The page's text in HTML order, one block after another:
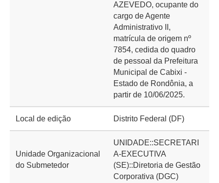
AZEVEDO, ocupante do
cargo de Agente
Administrativo II,
matrícula de origem nº
7854, cedida do quadro
de pessoal da Prefeitura
Municipal de Cabixi -
Estado de Rondônia, a
partir de 10/06/2025.
Local de edição Distrito Federal (DF)
Unidade Organizacional
do Submetedor
UNIDADE::SECRETARI
A-EXECUTIVA
(SE)::Diretoria de Gestão
Corporativa (DGC)